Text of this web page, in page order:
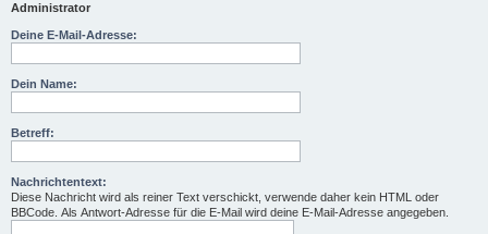
Administrator
Deine E-Mail-Adresse:
Dein Name:
Betreff:
Nachrichtentext:
Diese Nachricht wird als reiner Text verschickt, verwende daher kein HTML oder
BBCode. Als Antwort-Adresse für die E-Mail wird deine E-Mail-Adresse angegeben.